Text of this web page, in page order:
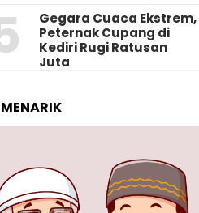
‎Gegara Cuaca Ekstrem,
Peternak Cupang di
Kediri Rugi Ratusan
Juta